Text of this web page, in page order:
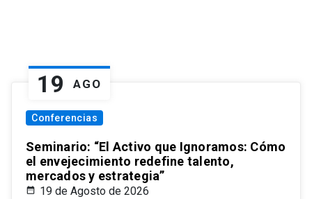
19 AGO
Conferencias
Seminario: “El Activo que Ignoramos: Cómo
el envejecimiento redefine talento,
mercados y estrategia”
19 de Agosto de 2026